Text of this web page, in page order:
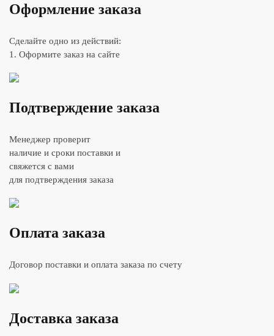
Оформление заказа
Сделайте одно из действий:
1. Оформите заказ на сайте
Подтверждение заказа
Менеджер проверит
наличие и сроки поставки и
свяжется с вами
для подтверждения заказа
Оплата заказа
Договор поставки и оплата заказа по счету
Доставка заказа